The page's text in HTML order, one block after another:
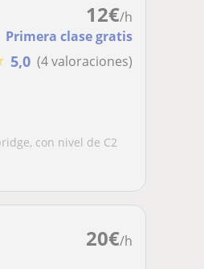
12€/h
Primera clase gratis
5,0 (4 valoraciones)
con nivel de C2
20€/h